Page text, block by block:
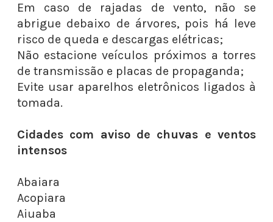
Em caso de rajadas de vento, não se
abrigue debaixo de árvores, pois há leve
risco de queda e descargas elétricas;
Não estacione veículos próximos a torres
de transmissão e placas de propaganda;
Evite usar aparelhos eletrônicos ligados à
tomada.
Cidades com aviso de chuvas e ventos
intensos
Abaiara
Acopiara
Aiuaba